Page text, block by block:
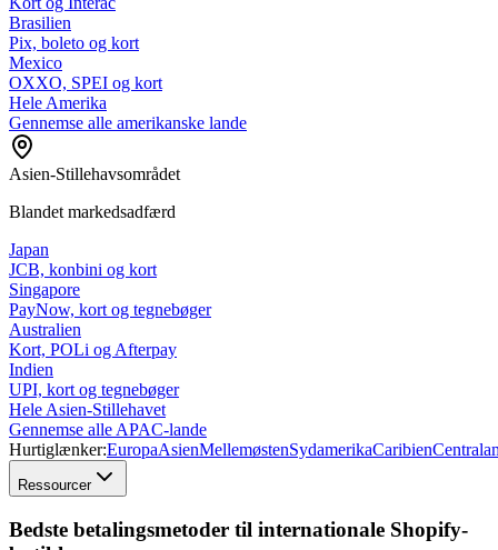
Brasilien
Pix, boleto og kort
Mexico
OXXO, SPEI og kort
Hele Amerika
Gennemse alle amerikanske lande
Asien-Stillehavsområdet
Blandet markedsadfærd
Japan
JCB, konbini og kort
Singapore
PayNow, kort og tegnebøger
Australien
Kort, POLi og Afterpay
Indien
UPI, kort og tegnebøger
Hele Asien-Stillehavet
Gennemse alle APAC-lande
Hurtiglænker:EuropaAsienMellemøstenSydamerikaCaribien
Ressourcer
Bedste betalingsmetoder til internationale Shopify-